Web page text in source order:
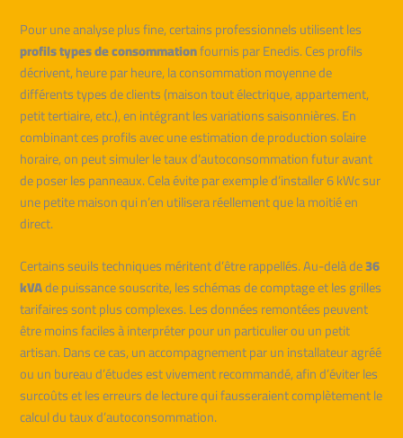
Pour une analyse plus fine, certains professionnels utilisent les
profils types de consommationfournis par Enedis. Ces profils
décrivent, heure par heure, la consommation moyenne de
différents types de clients (maison tout électrique, appartement,
petit tertiaire, etc.), en intégrant les variations saisonnières. En
combinant ces profils avec une estimation de production solaire
horaire, on peut simuler le taux d’autoconsommation futur avant
de poser les panneaux. Cela évite par exemple d’installer 6 kWc sur
une petite maison qui n’en utilisera réellement que la moitié en
direct.
Certains seuils techniques méritent d’être rappellés. Au-delà de36
kVAde puissance souscrite, les schémas de comptage et les grilles
tarifaires sont plus complexes. Les données remontées peuvent
être moins faciles à interpréter pour un particulier ou un petit
artisan. Dans ce cas, un accompagnement par un installateur agréé
ou un bureau d’études est vivement recommandé, afin d’éviter les
surcoûts et les erreurs de lecture qui fausseraient complètement le
calcul du taux d’autoconsommation.